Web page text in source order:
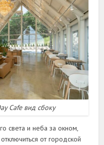
Cafe вид сбоку
света и неба за окном,
от городской